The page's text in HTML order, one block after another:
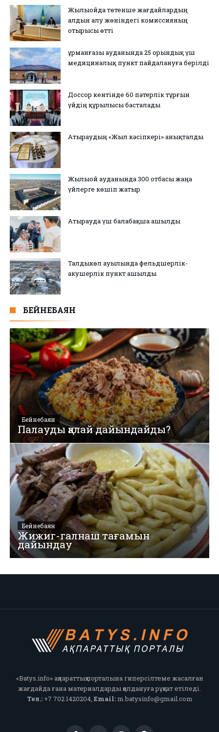
Жылыойда төтенше жағдайлардың
алдын алу жөніндегі комиссияның
отырысы өтті
Құрманғазы ауданында 25 орындық үш
медициналық пункт пайдалануға берілді
Доссор кентінде 60 пәтерлік тұрғын
үйдің құрылысы басталады
Атыраудың «Жыл кәсіпкері» анықталды
Жылыой ауданында 300 отбасы жаңа
үйлерге көшіп жатыр
Атырауда үш балабақша ашылды
Талдыкөл ауылында фельдшерлік-
акушерлік пункт ашылды
БЕЙНЕБАЯН
Бейнебаян
Палауды қалай дайындайды?
Бейнебаян
Жижиг-галнаш тағамын
дайындау
«Batys.info» ақпараттық порталына гиперсілтеме жасалған
жағдайда ғана материалдарды қолдануға рұқсат етіледі.
Тел.:+7 702 1420204, Email:m.batysinfo@gmail.com